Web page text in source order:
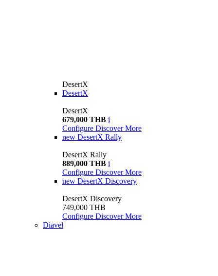
DesertX
DesertX
DesertX
679,000 THB i
Configure Discover More
new DesertX Rally
DesertX Rally
889,000 THB i
Configure Discover More
new DesertX Discovery
DesertX Discovery
749,000 THB
Configure Discover More
Diavel